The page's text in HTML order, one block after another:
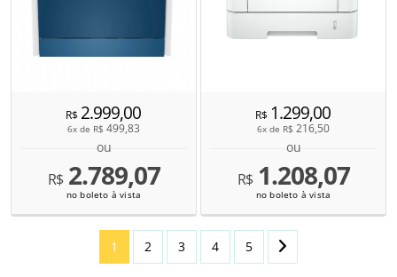
R$2.999,00
6x de R$ 499,83
ou
R$2.789,07
no boleto à vista
R$1.299,00
6x de R$ 216,50
ou
R$1.208,07
no boleto à vista
1 2 3 4 5